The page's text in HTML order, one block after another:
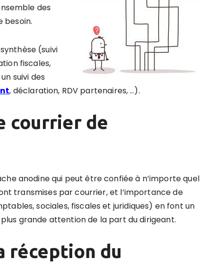
des
besoin.
(suivi
fiscales,
suivi des
, déclaration, RDV partenaires, …).
courrier de
anodine qui peut être confiée à n’importe quel
transmises par courrier, et l’importance de
sociales, fiscales et juridiques) en font un
grande attention de la part du dirigeant.
réception du